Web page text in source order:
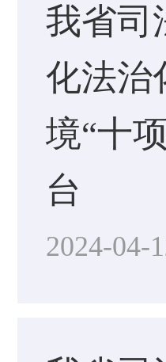
我省司
化法治
境“十
台
2024-04-